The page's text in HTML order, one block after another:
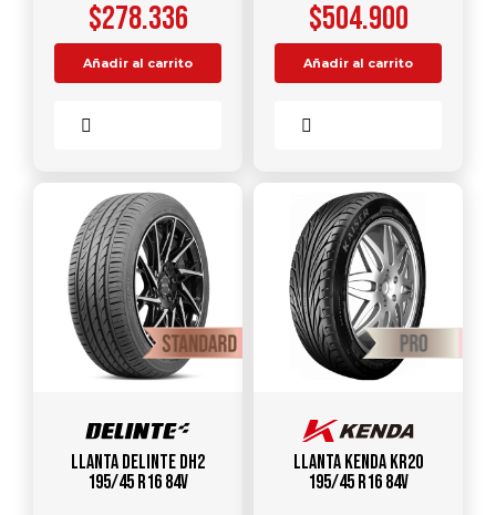
$278.336
Añadir al carrito
$504.900
Añadir al carrito
Llanta DELINTE DH2
195/45 R16 84V
Llanta KENDA KR20
195/45 R16 84V